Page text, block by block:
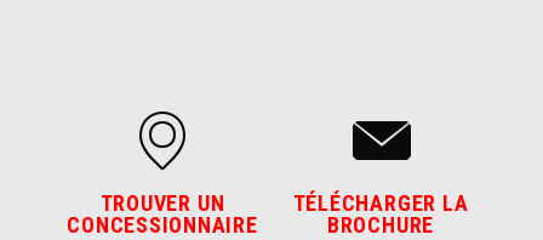
TROUVER UN
CONCESSIONNAIRE
TÉLÉCHARGER LA
BROCHURE